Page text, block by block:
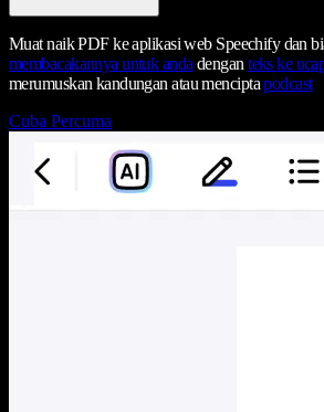
Muat naik PDF ke aplikasi web Speechify dan
membacakannya untuk anda denganteks ke
merumuskan kandungan atau menciptapodcast
Cuba Percuma